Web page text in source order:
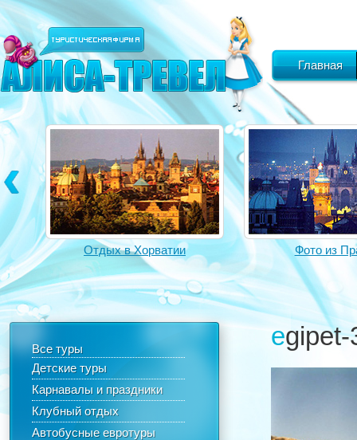
Главная
Отдых в Хорватии Фото из
Все туры
Детские туры
Карнавалы и праздники
Клубный отдых
Автобусные евротуры